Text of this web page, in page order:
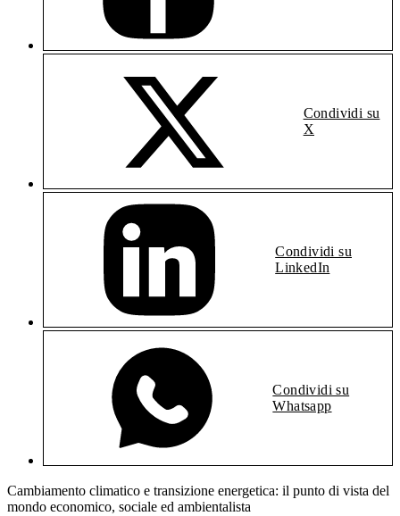
Condividi su
X
Condividi su
LinkedIn
Condividi su
Whatsapp
Cambiamento climatico e transizione energetica: il punto di vista del
mondo economico, sociale ed ambientalista